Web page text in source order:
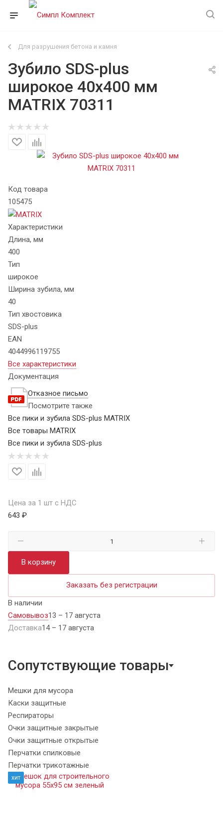
Для разрушения бетона и камня
Зубило SDS-plus
широкое 40х400 мм
MATRIX 70311
Код товара
105475
Характеристики
Длина, мм
400
Тип
широкое
Ширина зубила, мм
40
Тип хвостовика
SDS-plus
EAN
4044996119755
Все характеристики
Документация
Отказное письмо
Посмотрите также
Все пики и зубила SDS-plus MATRIX
Все товары MATRIX
Все пики и зубила SDS-plus
Цена за 1 шт с НДС
643 ₽
В корзину
Заказать без регистрации
В наличии
Самовывоз13 – 17 августа
Доставка14 – 17 августа
Сопутствующие товары
Мешки для мусора
Каски защитные
Респираторы
Очки защитные закрытые
Очки защитные открытые
Перчатки спилковые
Перчатки трикотажные
хит